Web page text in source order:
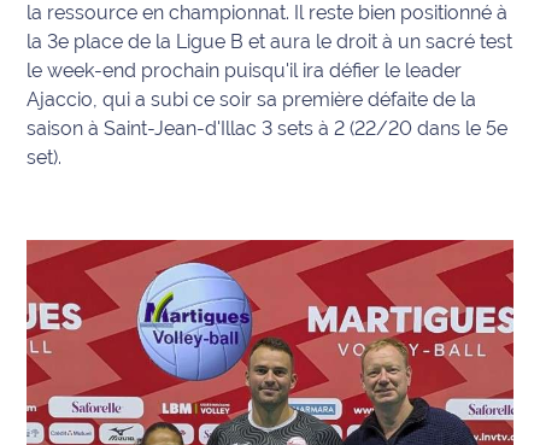
Coup de
coeur
Maritima
Fil
rouge
L'anecdote
de Jeff
C'est
mon
club
Les
la ressource en championnat. Il reste bien positionné à
la 3e place de la Ligue B et aura le droit à un sacré test
le week-end prochain puisqu'il ira défier le leader
Ajaccio, qui a subi ce soir sa première défaite de la
saison à Saint-Jean-d'Illac 3 sets à 2 (22/20 dans le 5e
set).